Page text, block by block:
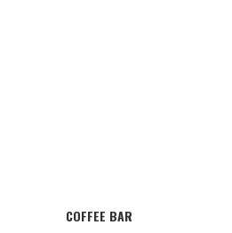
COFFEE BAR